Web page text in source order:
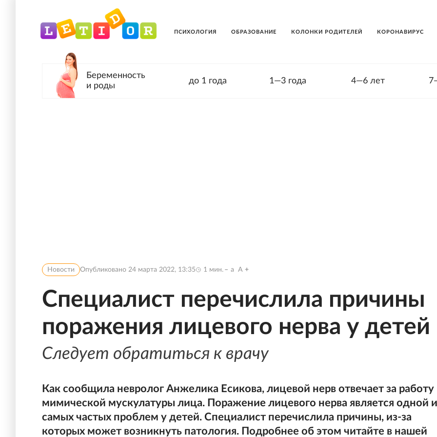
ПСИХОЛОГИЯ ОБРАЗОВАНИЕ КОЛОНКИ РОДИТЕЛЕЙ КОРОНАВИРУС
Беременность
и роды
до 1 года 1—3 года 4—6 лет
Новости Опубликовано 24 марта 2022, 13:35 1 мин. a A
Специалист перечислила причины
поражения лицевого нерва у детей
Следует обратиться к врачу
Как сообщила невролог Анжелика Есикова, лицевой нерв отвечает за работу
мимической мускулатуры лица. Поражение лицевого нерва является одной
самых частых проблем у детей. Специалист перечислила причины, из-за
которых может возникнуть патология. Подробнее об этом читайте в нашей